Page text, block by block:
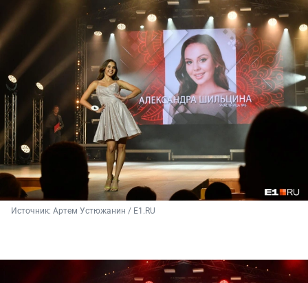
Источник: Артем Устюжанин / Е1.RU